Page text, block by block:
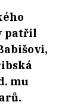
patřil
mu